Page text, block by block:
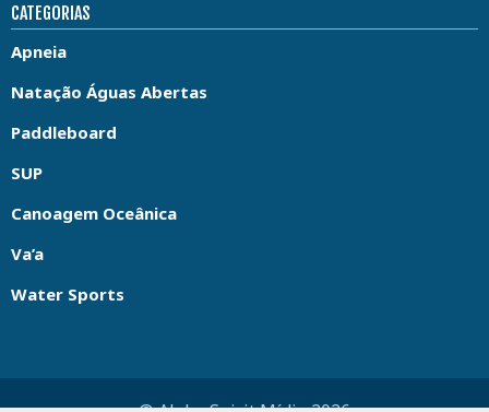
CATEGORIAS
Apneia
Natação Águas Abertas
Paddleboard
SUP
Canoagem Oceânica
Va’a
Water Sports